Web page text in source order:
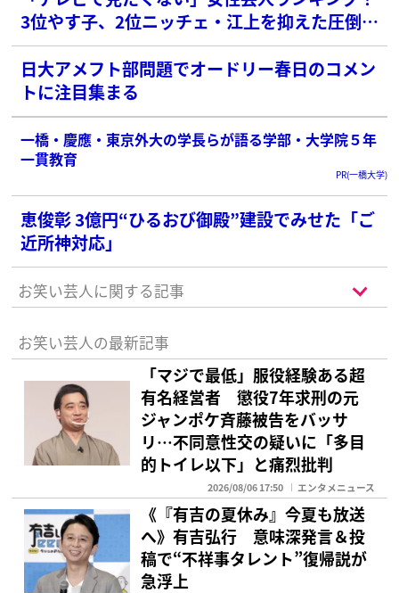
3位やす子、2位ニッチェ・江上を抑えた圧倒的
な1位は？
日大アメフト部問題でオードリー春日のコメン
トに注目集まる
一橋・慶應・東京外大の学長らが語る学部・大学院５年
一貫教育
PR(一橋大学)
恵俊彰 3億円“ひるおび御殿”建設でみせた「ご
近所神対応」
お笑い芸人に関する記事
お笑い芸人の最新記事
「マジで最低」服役経験ある超
有名経営者 懲役7年求刑の元
ジャンポケ斉藤被告をバッサ
リ…不同意性交の疑いに「多目
的トイレ以下」と痛烈批判
2026/08/06 17:50 エンタメニュース
《『有吉の夏休み』今夏も放送
へ》有吉弘行 意味深発言＆投
稿で“不祥事タレント”復帰説が
急浮上